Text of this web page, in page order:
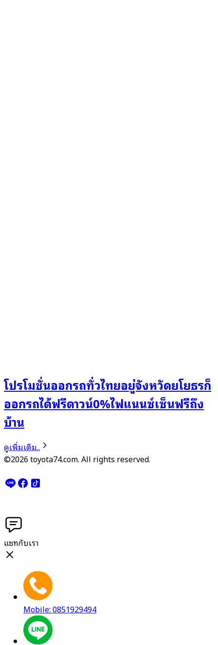
โปรโมชั่นออกรถทั่วไทยอยู่จังหวัดยโยธรก็
ออกรถได้ฟรีดาวน์0%ไฟแนนซ์เซ็นฟรีถึง
บ้าน
ดูเพิ่มเติม..
©2026 toyota74.com. All rights reserved.
แชทกับเรา
Mobile: 0851929494